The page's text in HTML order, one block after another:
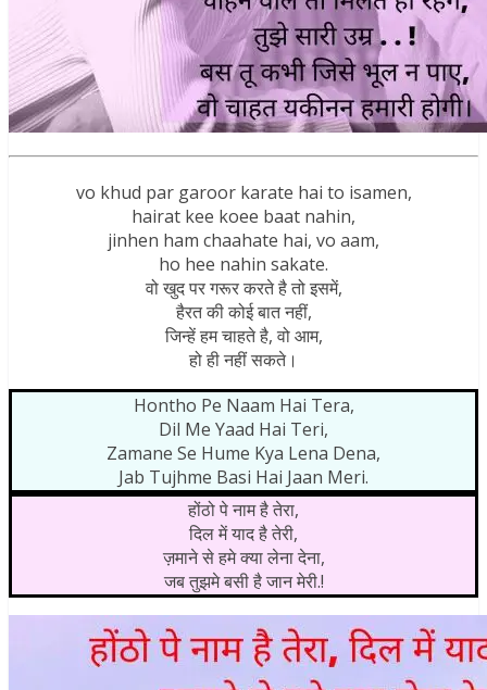
vo khud par garoor karate hai to isamen,
hairat kee koee baat nahin,
jinhen ham chaahate hai, vo aam,
ho hee nahin sakate.
वो खुद पर गरूर करते है तो इसमें,
हैरत की कोई बात नहीं,
जिन्हें हम चाहते है, वो आम,
हो ही नहीं सकते।
Hontho Pe Naam Hai Tera,
Dil Me Yaad Hai Teri,
Zamane Se Hume Kya Lena Dena,
Jab Tujhme Basi Hai Jaan Meri.
होंठो पे नाम है तेरा,
दिल में याद है तेरी,
ज़माने से हमे क्या लेना देना,
जब तुझमे बसी है जान मेरी.!